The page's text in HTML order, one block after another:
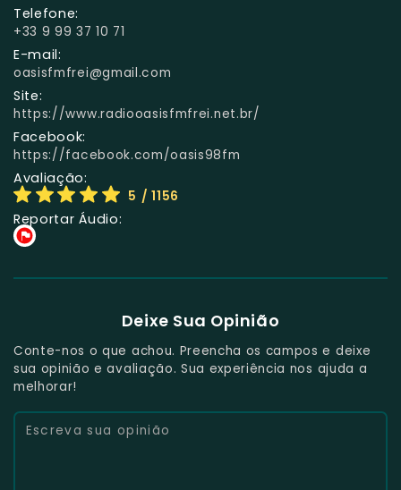
Telefone:
+33 9 99 37 10 71
E-mail:
oasisfmfrei@gmail.com
Site:
https://www.radiooasisfmfrei.net.br/
Facebook:
https://facebook.com/oasis98fm
Avaliação:
5 / 1156
Reportar Áudio:
Deixe Sua Opinião
Conte-nos o que achou. Preencha os campos e deixe
sua opinião e avaliação. Sua experiência nos ajuda a
melhorar!